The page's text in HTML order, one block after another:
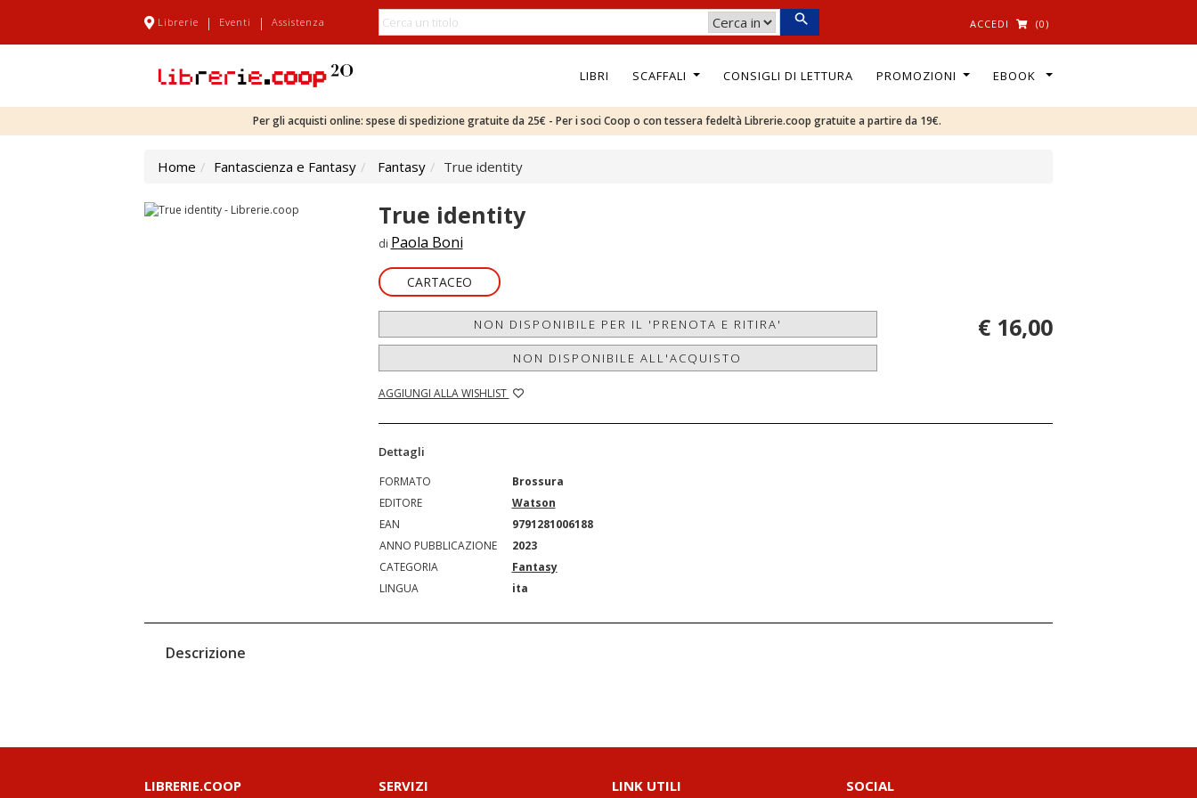
Librerie | Eventi | Assistenza ACCEDI (0)
LIBRI SCAFFALI CONSIGLI DI LETTURA PROMOZIONI EBOOK
Per gli acquisti online: spese di spedizione gratuite da 25€ - Per i soci Coop o con tessera fedeltà Librerie.coop gratuite a partire da 19€.
Home Fantascienza e Fantasy Fantasy True identity
True identity
di Paola Boni
CARTACEO
NON DISPONIBILE PER IL 'PRENOTA E RITIRA'
NON DISPONIBILE ALL'ACQUISTO
AGGIUNGI ALLA WISHLIST
€ 16,00
Dettagli
FORMATO
Brossura
EDITORE
Watson
EAN
9791281006188
ANNO PUBBLICAZIONE
2023
CATEGORIA
Fantasy
LINGUA
ita
Descrizione
LIBRERIE.COOP SERVIZI LINK UTILI SOCIAL